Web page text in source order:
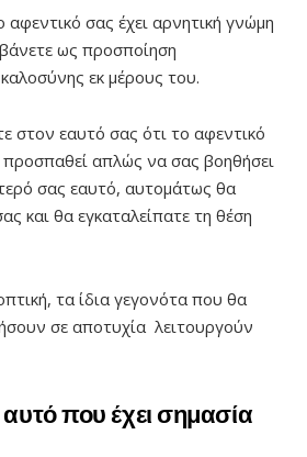
αφεντικό σας έχει αρνητική γνώμη
ως προσποίηση
εκ μέρους του.
στον εαυτό σας ότι το αφεντικό
απλώς να σας βοηθήσει
σας εαυτό, αυτομάτως θα
και θα εγκαταλείπατε τη θέση
τα ίδια γεγονότα που θα
σε αποτυχία λειτουργούν
που έχει σημασία